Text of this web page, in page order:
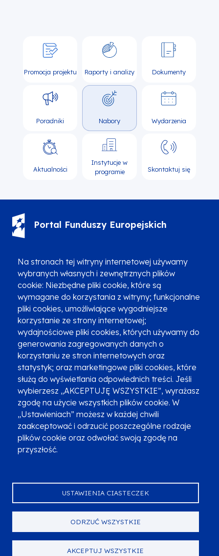
Na stronach tej witryny internetowej używamy
wybranych własnych i zewnętrznych plików
cookie: Niezbędne pliki cookie, które są
wymagane do korzystania z witryny; funkcjonalne
pliki cookies, umożliwiające wygodniejsze
korzystanie ze strony internetowej;
wydajnościowe pliki cookies, których używamy do
generowania zagregowanych danych o
korzystaniu ze stron internetowych oraz
statystyk; oraz marketingowe pliki cookies, które
służą do wyświetlania odpowiednich treści. Jeśli
wybierzesz „AKCEPTUJĘ WSZYSTKIE”, wyrażasz
zgodę na użycie wszystkich plików cookie. W
„Ustawieniach” możesz w każdej chwili
zaakceptować i odrzucić poszczególne rodzaje
plików cookie oraz odwołać swoją zgodę na
przyszłość.
USTAWIENIA CIASTECZEK
ODRZUĆ WSZYSTKIE
AKCEPTUJ WSZYSTKIE
Promocja projektu Raporty i analizy Dokumenty
Poradniki Nabory Wydarzenia
Aktualności
Instytucje w
programie
Skontaktuj się
Portal Funduszy Europejskich
Zgłoszenia podejrzenia niezgodności z KPP i KPON
Newsletter
Fundusze SMS-em
Najczęściej zadawane pytania
Promocja projektu
Zobacz inne programy
Poznaj Fundusze 2014-2020
Deklaracja dostępności
Polityka prywatności
Przetwarzanie danych osobowych
Zgłoś błąd Mapa strony
Serwis dofinansowany przez Unię Europejską z programu Fundusze